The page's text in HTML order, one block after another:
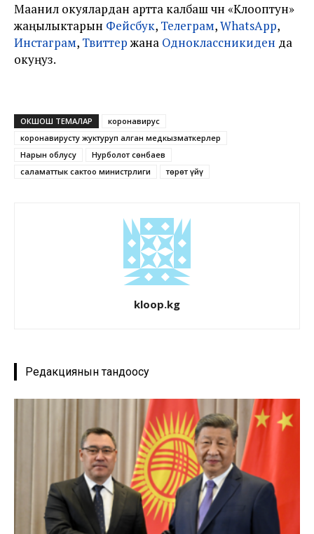
Маанилүү окуялардан артта калбаш үчүн «Клооптун»
жаңылыктарын Фейсбук, Телеграм,WhatsApp,
Инстаграм, Твиттержана Одноклассникиден да
окуңуз.
ОКШОШ ТЕМАЛАР
коронавирус
коронавирусту жуктуруп алган медкызматкерлер
Нарын облусу
Нурболот Үсөнбаев
саламаттык сактоо министрлиги
төрөт үйү
kloop.kg
Редакциянын тандоосу